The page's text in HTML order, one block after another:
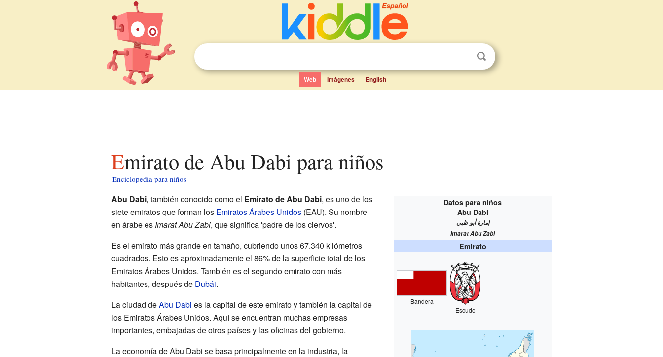
Web Imágenes English
Emirato de Abu Dabi para niños
Enciclopedia para niños
Datos para niños
Abu Dabi
إمارة أبو ظبي
Imarat Abu Zabi
Emirato
Bandera
Escudo
Abu Dabi, también conocido como el Emirato de Abu Dabi, es uno de los
siete emiratos que forman los Emiratos Árabes Unidos(EAU). Su nombre
en árabe es Imarat Abu Zabi, que significa 'padre de los ciervos'.
Es el emirato más grande en tamaño, cubriendo unos 67.340 kilómetros
cuadrados. Esto es aproximadamente el 86% de la superficie total de los
Emiratos Árabes Unidos. También es el segundo emirato con más
habitantes, después de Dubái.
La ciudad deAbu Dabi es la capital de este emirato y también la capital de
los Emiratos Árabes Unidos. Aquí se encuentran muchas empresas
importantes, embajadas de otros países y las oficinas del gobierno.
La economía de Abu Dabi se basa principalmente en la industria, la